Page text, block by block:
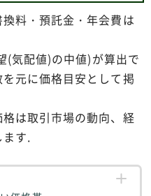
料・預託金・年会費は
(気配値)の中値)が算出で
元に価格目安として掲
は取引市場の動向、経
す.